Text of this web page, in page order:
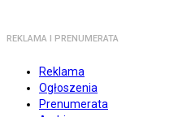
REKLAMA I PRENUMERATA
Reklama
Ogłoszenia
Prenumerata